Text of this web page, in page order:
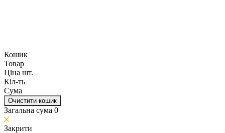
Кошик
Товар
Ціна шт.
Кіл-ть
Сума
Очистити кошик
Загальна сума 0
Закрити